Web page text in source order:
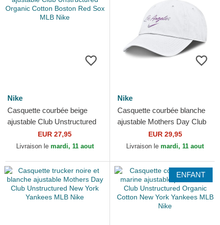
Nike
Casquette courbée beige
ajustable Club Unstructured
Organic Cotton Boston Red
Sox MLB Nike
EUR 27,95
Livraison le mardi, 11 aout
Nike
Casquette courbée blanche
ajustable Mothers Day Club
Unstructured Organic Cotton
Los Angeles...
EUR 29,95
Livraison le mardi, 11 aout
ENFANT